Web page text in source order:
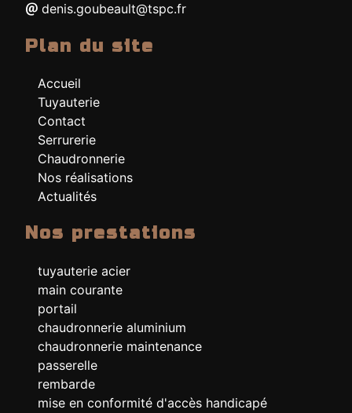
denis.goubeault@tspc.fr
Plan du site
Accueil
Tuyauterie
Contact
Serrurerie
Chaudronnerie
Nos réalisations
Actualités
Nos prestations
tuyauterie acier
main courante
portail
chaudronnerie aluminium
chaudronnerie maintenance
passerelle
rembarde
mise en conformité d'accès handicapé